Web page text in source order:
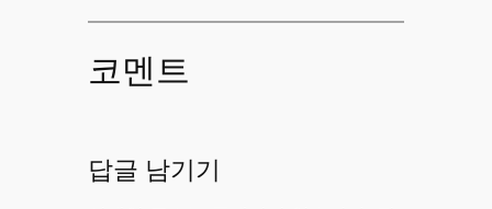
코멘트
답글 남기기